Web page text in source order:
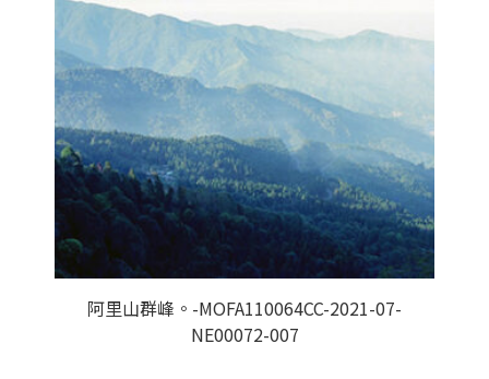
阿里山群峰。-MOFA110064CC-2021-07-
NE00072-007